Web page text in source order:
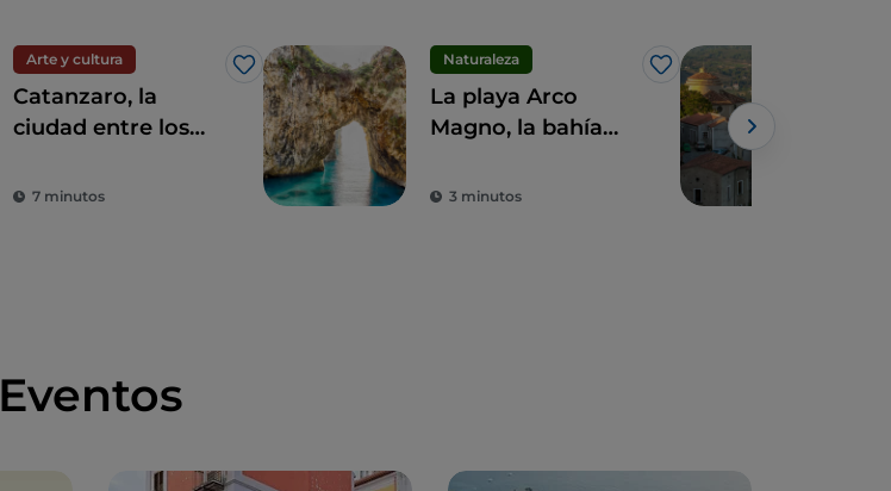
Arte y cultura
Me gusta
Catanzaro, la
ciudad entre los
7 minutos
Naturaleza
Me gusta
La playa Arco
Magno, la bahía
Eneas
3 minutos
Eventos